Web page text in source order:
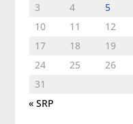
3
4 5
10
11 12
17
18 19
24
25 26
31
« SRP